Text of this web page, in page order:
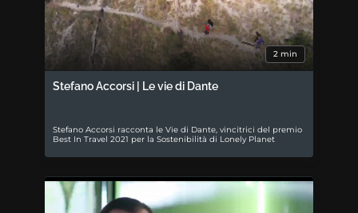
2 min
Stefano Accorsi | Le vie di Dante
Stefano Accorsi racconta le Vie di Dante, vincitrici del premio
Best In Travel 2021 per la Sostenibilità di Lonely Planet